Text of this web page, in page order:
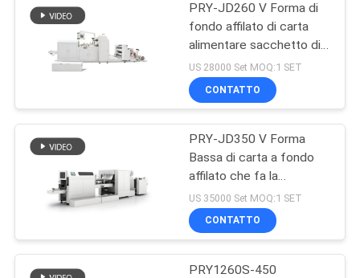
tagliatrice di carta
automatica
65
Macchina di
rivestimento UV
PRY-JD260 V Forma di
fondo affilato di carta
alimentare sacchetto di
produzione di plasmatura
macchina 380V
US 28000 Set MOQ:1 SET
CONTATTO
PRY-JD350 V Forma
Bassa di carta a fondo
affilato che fa la
macchina di
modellazione per snack
Food Frutta secca
US 35000 Set MOQ:1 SET
CONTATTO
PRY1260S-450